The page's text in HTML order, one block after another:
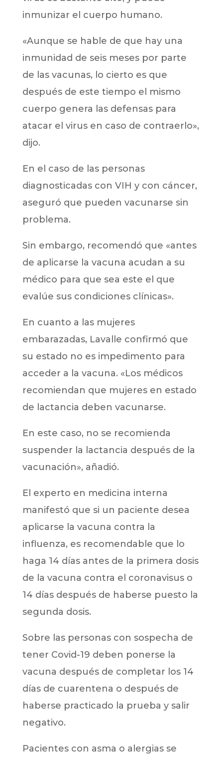
inmunizar el cuerpo humano.
«Aunque se hable de que hay una
inmunidad de seis meses por parte
de las vacunas, lo cierto es que
después de este tiempo el mismo
cuerpo genera las defensas para
atacar el virus en caso de contraerlo»,
dijo.
En el caso de las personas
diagnosticadas con VIH y con cáncer,
aseguró que pueden vacunarse sin
problema.
Sin embargo, recomendó que «antes
de aplicarse la vacuna acudan a su
médico para que sea este el que
evalúe sus condiciones clínicas».
En cuanto a las mujeres
embarazadas, Lavalle confirmó que
su estado no es impedimento para
acceder a la vacuna. «Los médicos
recomiendan que mujeres en estado
de lactancia deben vacunarse.
En este caso, no se recomienda
suspender la lactancia después de la
vacunación», añadió.
El experto en medicina interna
manifestó que si un paciente desea
aplicarse la vacuna contra la
influenza, es recomendable que lo
haga 14 días antes de la primera dosis
de la vacuna contra el coronavisus o
14 días después de haberse puesto la
segunda dosis.
Sobre las personas con sospecha de
tener Covid-19 deben ponerse la
vacuna después de completar los 14
días de cuarentena o después de
haberse practicado la prueba y salir
negativo.
Pacientes con asma o alergias se